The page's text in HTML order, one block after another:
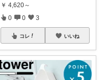
￥ 4,620～
0 0 3
コレ いいね